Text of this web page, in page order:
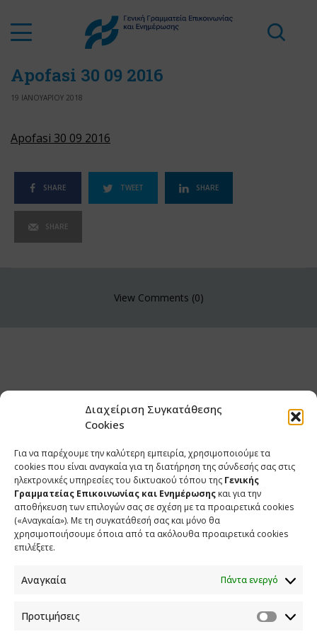
Διαχείριση Συγκατάθεσης
Cookies
Για να παρέχουμε την καλύτερη εμπειρία, χρησιμοποιούμε τα
cookies που είναι αναγκαία για τη διατήρηση της σύνδεσής σας στις
ηλεκτρονικές υπηρεσίες του δικτυακού τόπου της Γενικής
Γραμματείας Επικοινωνίας και Ενημέρωσης και για την
αποθήκευση των επιλογών σας σε σχέση με τα προαιρετικά cookies
(«Αναγκαία»). Με τη συγκατάθεσή σας και μόνο θα
χρησιμοποιήσουμε όποια από τα ακόλουθα προαιρετικά cookies
επιλέξετε.
Αναγκαία Πάντα ενεργό
Προτιμήσεις
Apofasi 30 09 2016
19 ΙΑΝΟΥΑΡΙΟΥ 2018
Apofasi 30 09 2016
SHARE TWEET SHARE
SHARE
View Comments (0)
ΕΠΙΚΟΙΝΩΝΙΑ
Φραγκούδη 11 & Αλεξάνδρου Πάντου
info.media@media.gov.gr